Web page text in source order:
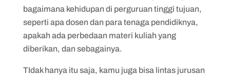
bagaimana kehidupan di perguruan tinggi tujuan,
seperti apa dosen dan para tenaga pendidiknya,
apakah ada perbedaan materi kuliah yang
diberikan, dan sebagainya.
TIdak hanya itu saja, kamu juga bisa lintas jurusan